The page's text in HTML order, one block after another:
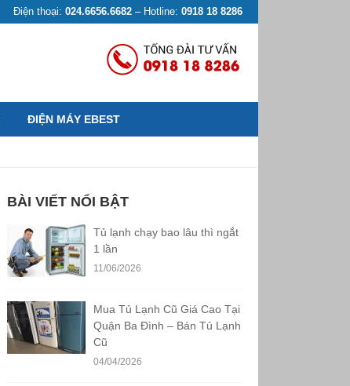
Điện thoại: 024.6656.6682 – Hotline: 0918 18 8286
ĐIỆN MÁY EBEST
BÀI VIẾT NỔI BẬT
Tủ lạnh chạy bao lâu thì ngắt
1 lần
11/06/2026
Mua Tủ Lạnh Cũ Giá Cao Tại
Quận Ba Đình – Bán Tủ Lạnh
Cũ
04/04/2026